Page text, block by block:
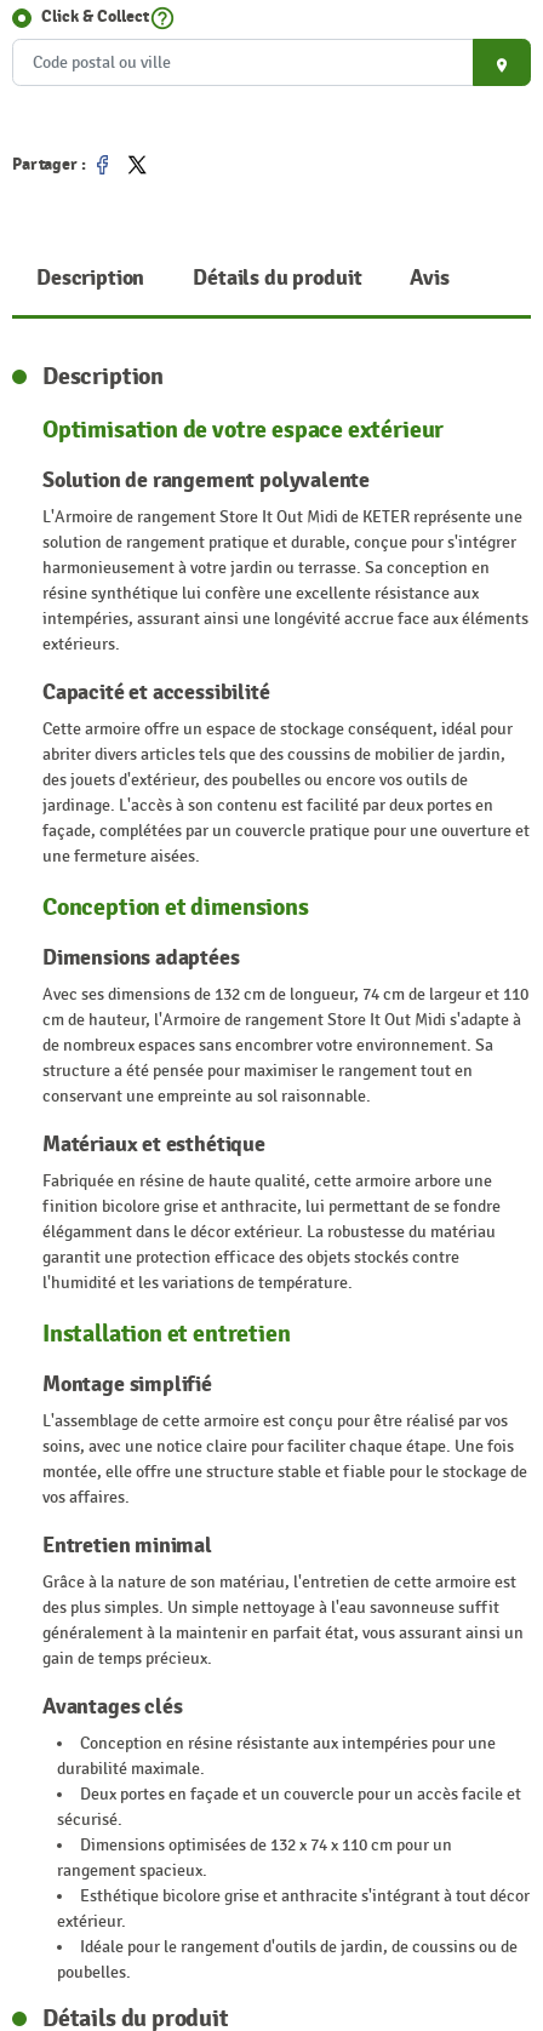
Click & Collecthelp_outline
place
Partager :
Partager
Tweet
Description Détails du produit Avis
Description
Optimisation de votre espace extérieur
Solution de rangement polyvalente
L'Armoire de rangement Store It Out Midi de KETER représente une
solution de rangement pratique et durable, conçue pour s'intégrer
harmonieusement à votre jardin ou terrasse. Sa conception en
résine synthétique lui confère une excellente résistance aux
intempéries, assurant ainsi une longévité accrue face aux éléments
extérieurs.
Capacité et accessibilité
Cette armoire offre un espace de stockage conséquent, idéal pour
abriter divers articles tels que des coussins de mobilier de jardin,
des jouets d'extérieur, des poubelles ou encore vos outils de
jardinage. L'accès à son contenu est facilité par deux portes en
façade, complétées par un couvercle pratique pour une ouverture et
une fermeture aisées.
Conception et dimensions
Dimensions adaptées
Avec ses dimensions de 132 cm de longueur, 74 cm de largeur et 110
cm de hauteur, l'Armoire de rangement Store It Out Midi s'adapte à
de nombreux espaces sans encombrer votre environnement. Sa
structure a été pensée pour maximiser le rangement tout en
conservant une empreinte au sol raisonnable.
Matériaux et esthétique
Fabriquée en résine de haute qualité, cette armoire arbore une
finition bicolore grise et anthracite, lui permettant de se fondre
élégamment dans le décor extérieur. La robustesse du matériau
garantit une protection efficace des objets stockés contre
l'humidité et les variations de température.
Installation et entretien
Montage simplifié
L'assemblage de cette armoire est conçu pour être réalisé par vos
soins, avec une notice claire pour faciliter chaque étape. Une fois
montée, elle offre une structure stable et fiable pour le stockage de
vos affaires.
Entretien minimal
Grâce à la nature de son matériau, l'entretien de cette armoire est
des plus simples. Un simple nettoyage à l'eau savonneuse suffit
généralement à la maintenir en parfait état, vous assurant ainsi un
gain de temps précieux.
Avantages clés
Conception en résine résistante aux intempéries pour une
durabilité maximale.
Deux portes en façade et un couvercle pour un accès facile et
sécurisé.
Dimensions optimisées de 132 x 74 x 110 cm pour un
rangement spacieux.
Esthétique bicolore grise et anthracite s'intégrant à tout décor
extérieur.
Idéale pour le rangement d'outils de jardin, de coussins ou de
poubelles.
Détails du produit